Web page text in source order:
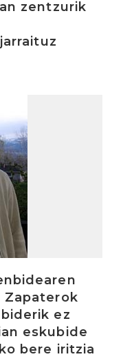
zentzurik
Zapaterok
ez
eskubide
bere iritzia